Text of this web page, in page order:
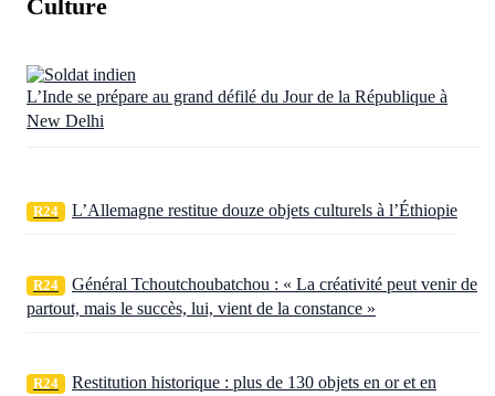
Culture
L’Inde se prépare au grand défilé du Jour de la République à
New Delhi
R24 L’Allemagne restitue douze objets culturels à l’Éthiopie
R24
Général Tchoutchoubatchou : « La créativité peut venir de
partout, mais le succès, lui, vient de la constance »
R24
Restitution historique : plus de 130 objets en or et en